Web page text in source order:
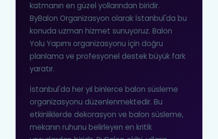
katmanın en güzel yollarından biridir.
ByBalon Organizasyon olarak İstanbul'da bu
konuda uzman hizmet sunuyoruz. Balon
Yolu Yapımı organizasyonu için doğru
planlama ve profesyonel destek büyük fark
yaratır.
İstanbul'da her yıl binlerce balon süsleme
organizasyonu düzenlenmektedir. Bu
etkinliklerde dekorasyon ve balon süsleme,
mekanın ruhunu belirleyen en kritik